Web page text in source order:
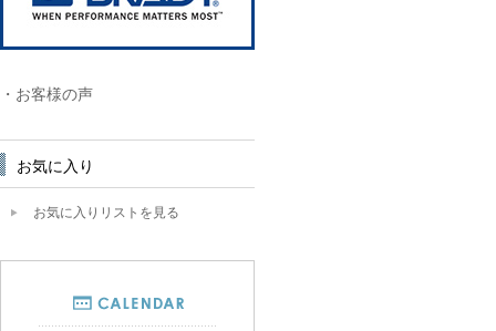
・お客様の声
お気に入り
お気に入りリストを見る